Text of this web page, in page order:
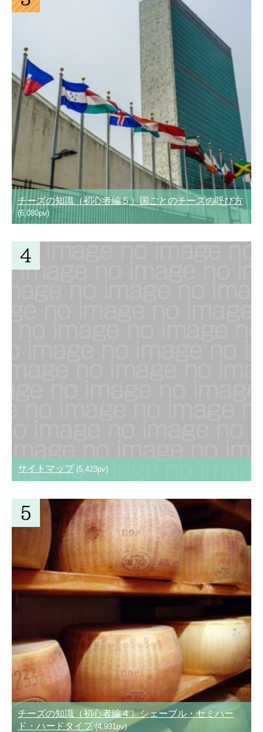
チーズの知識（初心者編５）国ごとのチーズの呼び方
(6,080pv)
サイトマップ (5,423pv)
チーズの知識（初心者編４）シェーブル・セミハー
ド・ハードタイプ(4,931pv)